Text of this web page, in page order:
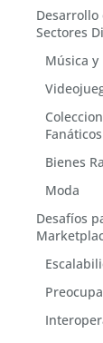
Desarrollo
Sectores
Música
Fanáticos
Bienes
Moda
Desafíos